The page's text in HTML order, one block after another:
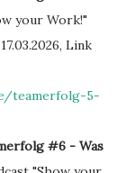
your Work!"
Link
teamerfolg-5-
#6 - Was